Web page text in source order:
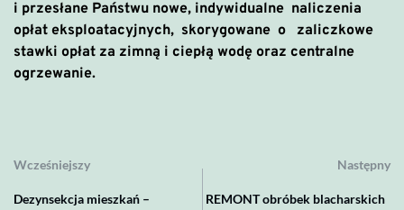
i przesłane Państwu nowe, indywidualne naliczenia
opłat eksploatacyjnych, skorygowane o zaliczkowe
stawki opłat za zimną i ciepłą wodę oraz centralne
ogrzewanie.
Wcześniejszy Następny
Dezynsekcja mieszkań –
REMONT obróbek blacharskich